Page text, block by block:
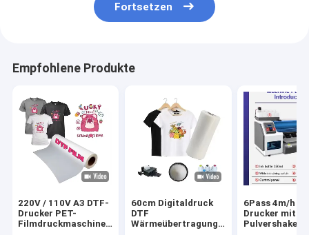
Fortsetzen
Empfohlene Produkte
220V / 110V A3 DTF-
Drucker PET-
Filmdruckmaschine
60cm Digitaldruck
DTF
Wärmeübertragung
6Pass 4m/h
Drucker mit
Pulvershaker